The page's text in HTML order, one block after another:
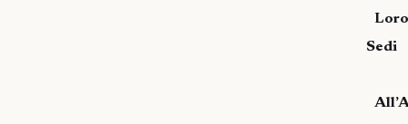
Sedi